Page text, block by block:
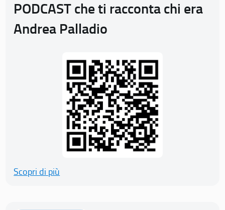
PODCAST che ti racconta chi era
Andrea Palladio
Scopri di più